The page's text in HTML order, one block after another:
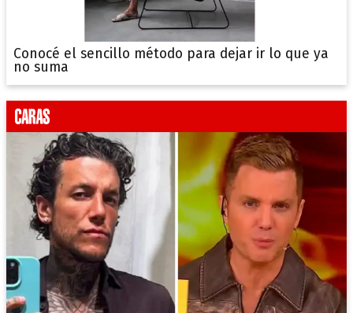
Conocé el sencillo método para dejar ir lo que ya
no suma